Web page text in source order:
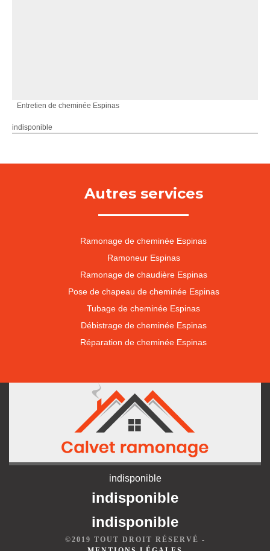
Entretien de cheminée Espinas
indisponible
Autres services
Ramonage de cheminée Espinas
Ramoneur Espinas
Ramonage de chaudière Espinas
Pose de chapeau de cheminée Espinas
Tubage de cheminée Espinas
Débistrage de cheminée Espinas
Réparation de cheminée Espinas
indisponible
indisponible
indisponible
©2019 TOUT DROIT RÉSERVÉ -